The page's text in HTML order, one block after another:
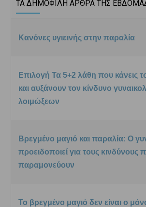
ΤΑ ΔΗΜΟΦΙΛΗ ΑΡΘΡΑ ΤΗΣ
Κανόνες υγιεινής στην παραλία
Επιλογή Τα 5+2 λάθη που κάνεις
και αυξάνουν τον κίνδυνο
λοιμώξεων
Βρεγμένο μαγιό και παραλία: Ο
προειδοποιεί για τους κινδύνους
παραμονεύουν
Το βρεγμένο μαγιό δεν είναι ο